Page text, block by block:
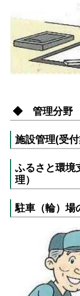
◆ 管理分野
施設管理(受
ふるさと環境
理）
駐車（輪）場